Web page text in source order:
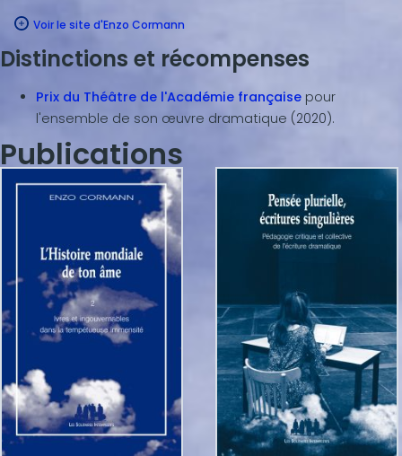
Voir le site d'Enzo Cormann
Distinctions et récompenses
Prix du Théâtre de l'Académie française pour
l'ensemble de son œuvre dramatique (2020).
Publications